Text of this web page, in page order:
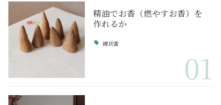
精油でお香（燃やすお香）を
作れるか
線状香
01